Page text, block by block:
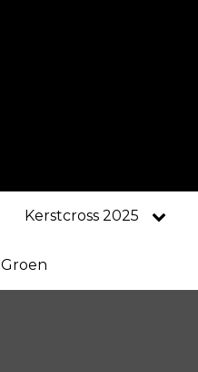
Kerstcross 2025
Groen